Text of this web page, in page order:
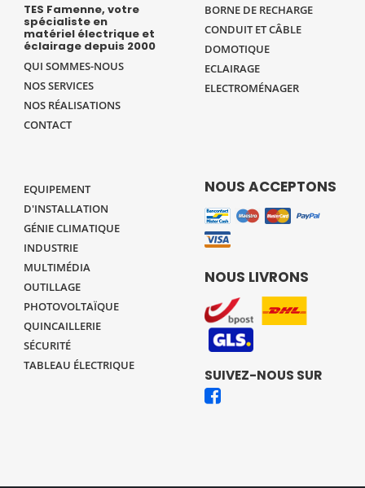
TES Famenne, votre
spécialiste en
matériel électrique et
éclairage depuis 2000
QUI SOMMES-NOUS
NOS SERVICES
NOS RÉALISATIONS
CONTACT
BORNE DE RECHARGE
CONDUIT ET CÂBLE
DOMOTIQUE
ECLAIRAGE
ELECTROMÉNAGER
EQUIPEMENT
D'INSTALLATION
GÉNIE CLIMATIQUE
INDUSTRIE
MULTIMÉDIA
OUTILLAGE
PHOTOVOLTAÏQUE
QUINCAILLERIE
SÉCURITÉ
TABLEAU ÉLECTRIQUE
NOUS ACCEPTONS
NOUS LIVRONS
SUIVEZ-NOUS SUR